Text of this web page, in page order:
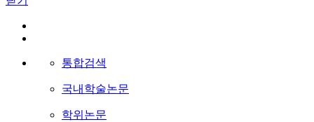
통합검색
국내학술논문
학위논문